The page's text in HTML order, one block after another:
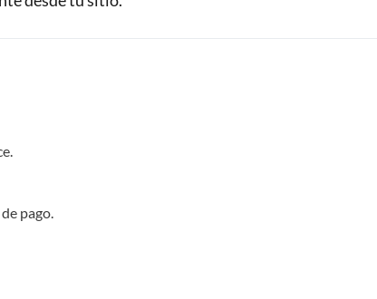
pago.